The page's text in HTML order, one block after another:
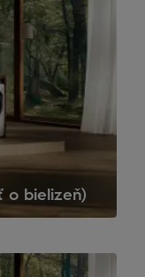
o bielizeň)